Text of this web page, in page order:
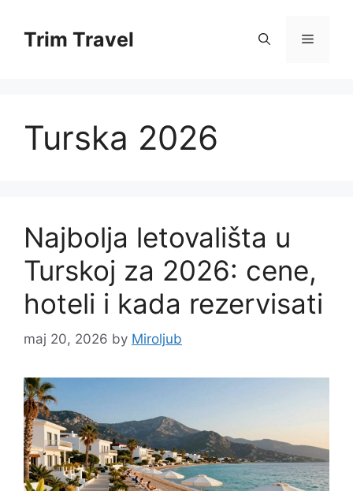
contentTrim Travel Menu
Turska 2026
Najbolja letovališta u
Turskoj za 2026: cene,
hoteli i kada rezervisati
maj 20, 2026 by Miroljub